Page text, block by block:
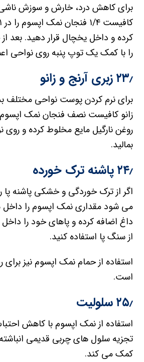
برای کاهش درد، خارش و سوزش
کرده و داخل یخچال قرار دهید. بعد
را با کمک یک توپ پنبه روی نواحی
۲۳٫ زبری آرنج و زانو
برای نرم کردن پوست نواحی مختلف
روغن نارگیل مایع مخلوط کرده و روی
بمالید.
۲۴٫ پاشنه ترک خورده
اگر از ترک خوردگی و خشکی پاشنه پا
می شود مقداری نمک اپسوم را
داغ اضافه کرده و پاهای خود را
از سنگ پا استفاده کنید.
استفاده از حمام نمک اپسوم نیز برای
است.
۲۵٫ سلولیت
استفاده از نمک اپسوم با کاهش
تجزیه سلول های چربی قدیمی
کمک می کند.